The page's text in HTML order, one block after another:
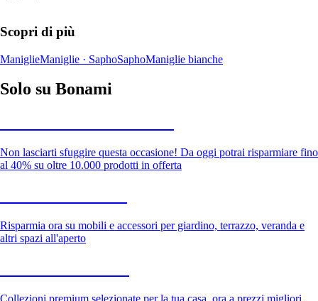
Scopri di più
ManiglieManiglie · SaphoSaphoManiglie bianche
Solo su Bonami
Non lasciarti sfuggire questa occasione! Da oggi potrai risparmiare fino
al 40% su oltre 10.000 prodotti in offerta
Risparmia ora su mobili e accessori per giardino, terrazzo, veranda e
altri spazi all'aperto
Collezioni premium selezionate per la tua casa, ora a prezzi migliori